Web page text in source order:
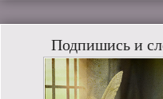
Подпишись и